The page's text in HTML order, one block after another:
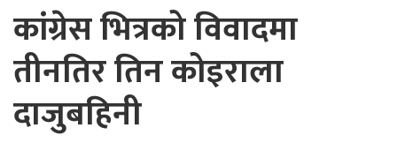
कांग्रेस भित्रको विवादमा
तीनतिर तिन कोइराला
दाजुबहिनी